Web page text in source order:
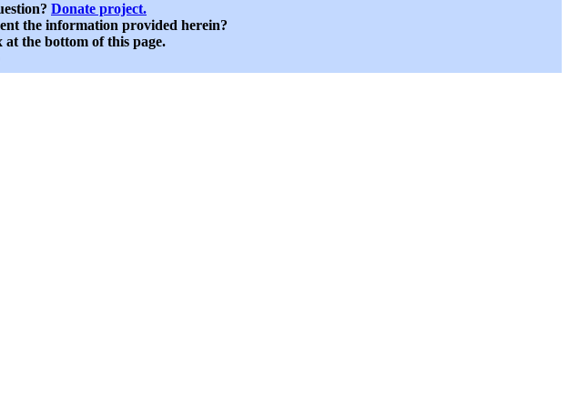
Donate project.
the information provided herein?
at the bottom of this page.